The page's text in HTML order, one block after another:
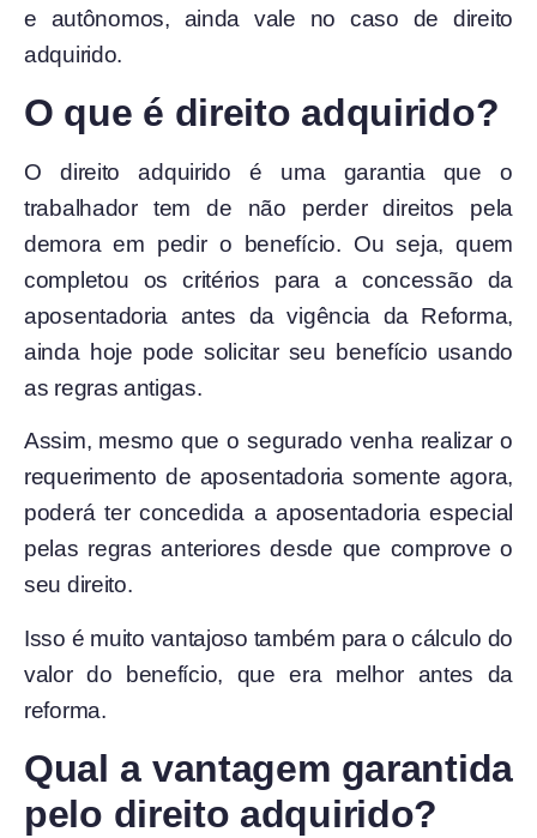
e autônomos, ainda vale no caso de direito
adquirido.
O que é direito adquirido?
O direito adquirido é uma garantia que o
trabalhador tem de não perder direitos pela
demora em pedir o benefício. Ou seja, quem
completou os critérios para a concessão da
aposentadoria antes da vigência da Reforma,
ainda hoje pode solicitar seu benefício usando
as regras antigas.
Assim, mesmo que o segurado venha realizar o
requerimento de aposentadoria somente agora,
poderá ter concedida a aposentadoria especial
pelas regras anteriores desde que comprove o
seu direito.
Isso é muito vantajoso também para o cálculo do
valor do benefício, que era melhor antes da
reforma.
Qual a vantagem garantida
pelo direito adquirido?